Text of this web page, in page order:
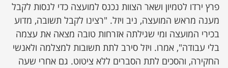
פרץ ירדו לטמיון ושאר הצוות נכנס למועצה כדי לנסות לקבל
מענה מראש המועצה, ניב ויזל. "רצינו לקבל תשובה, מדוע
בכירי המועצה ומי שגילתה אזרחות טובה מצאה את עצמה
בלי עבודה", אמרו. ויזל סירב לתת תשובות למצלמה ולאנשי
החקירה, והסכים לתת הסברים ללא ציטוט. גם אחרי שעה